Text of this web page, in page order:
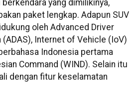
yang dimilikinya,
paket lengkap. Adapun SUV
oleh Advanced Driver
Internet of Vehicle (IoV)
Indonesia pertama
Command (WIND). Selain itu
dengan fitur keselamatan